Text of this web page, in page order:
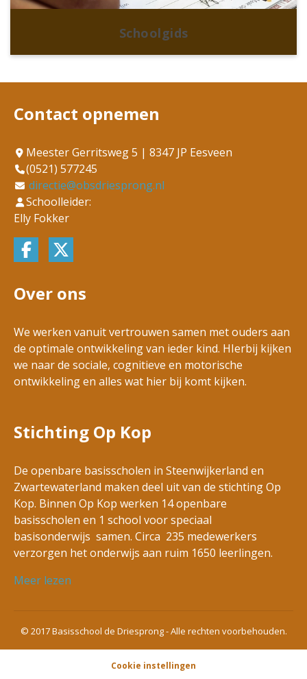
Schoolgids
Contact opnemen
Meester Gerritsweg 5 | 8347 JP Eesveen
(0521) 577245
directie@obsdriesprong.nl
Schoolleider:
Elly Fokker
Over ons
We werken vanuit vertrouwen samen met ouders aan
de optimale ontwikkeling van ieder kind. HIerbij kijken
we naar de sociale, cognitieve en motorische
ontwikkeling en alles wat hier bij komt kijken.
Stichting Op Kop
De openbare basisscholen in Steenwijkerland en
Zwartewaterland maken deel uit van de stichting Op
Kop. Binnen Op Kop werken 14 openbare
basisscholen en 1 school voor speciaal
basisonderwijs samen. Circa 235 medewerkers
verzorgen het onderwijs aan ruim 1650 leerlingen.
Meer lezen
© 2017 Basisschool de Driesprong - Alle rechten voorbehouden.
Cookie instellingen